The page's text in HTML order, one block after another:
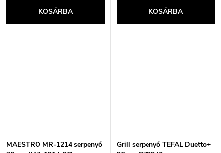
KOSÁRBA KOSÁRBA
MAESTRO MR-1214 serpenyő
Grill serpenyő TEFAL Duetto+